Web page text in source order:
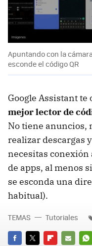
Apuntando con la
esconde el código QR
Google Assistant te
mejor lector de
No tiene anuncios,
realizar descargas
necesitas
de apps, al menos
se esconda una
habitual).
TEMAS Tutoriales